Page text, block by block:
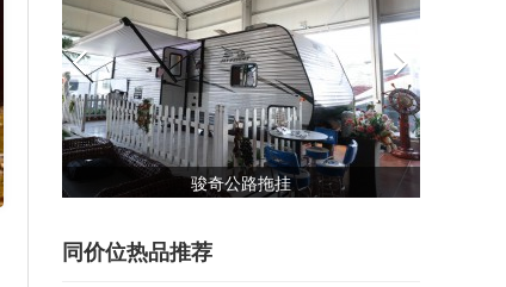
中美诺优大通V80
同价位热品推荐